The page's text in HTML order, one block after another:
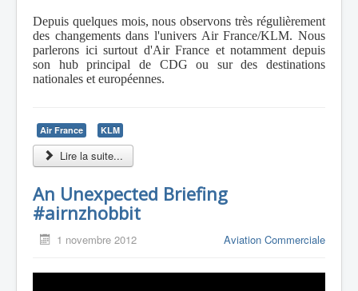
Depuis quelques mois, nous observons très régulièrement
des changements dans l'univers Air France/KLM. Nous
parlerons ici surtout d'Air France et notamment depuis
son hub principal de CDG ou sur des destinations
nationales et européennes.
Air France KLM
Lire la suite...
An Unexpected Briefing
#airnzhobbit
1 novembre 2012 Aviation Commerciale